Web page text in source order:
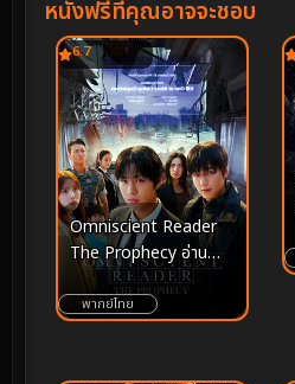
หนังฟรีที่คุณอาจจะชอบ
6.7
Omniscient Reader
The Prophecy อ่าน
ชะตาวันสิ้นโลก (2025)
พากย์ไทย